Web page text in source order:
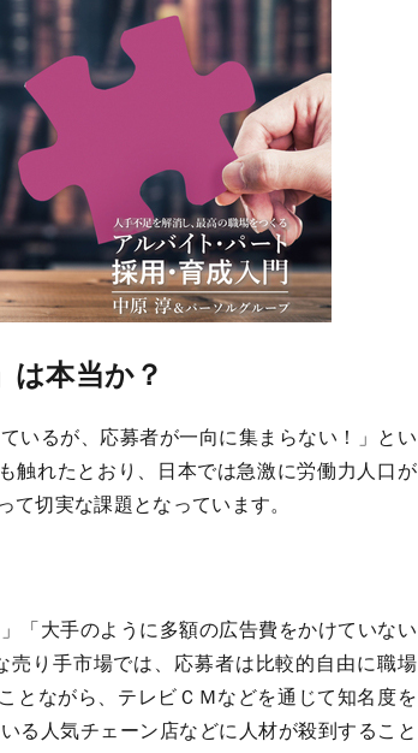
は本当か？
いるが、応募者が一向に集まらない！」とい
触れたとおり、日本では急激に労働力人口が
切実な課題となっています。
「大手のように多額の広告費をかけていない
り手市場では、応募者は比較的自由に職場
とながら、テレビＣＭなどを通じて知名度を
る人気チェーン店などに人材が殺到すること